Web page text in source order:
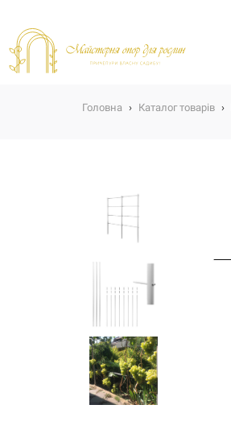
Головна › Каталог товарів ›